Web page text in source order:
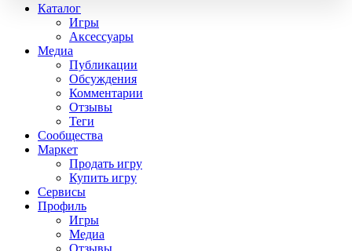
Каталог
Игры
Аксессуары
Медиа
Публикации
Обсуждения
Комментарии
Отзывы
Теги
Сообщества
Маркет
Продать игру
Купить игру
Сервисы
Профиль
Игры
Медиа
Отзывы